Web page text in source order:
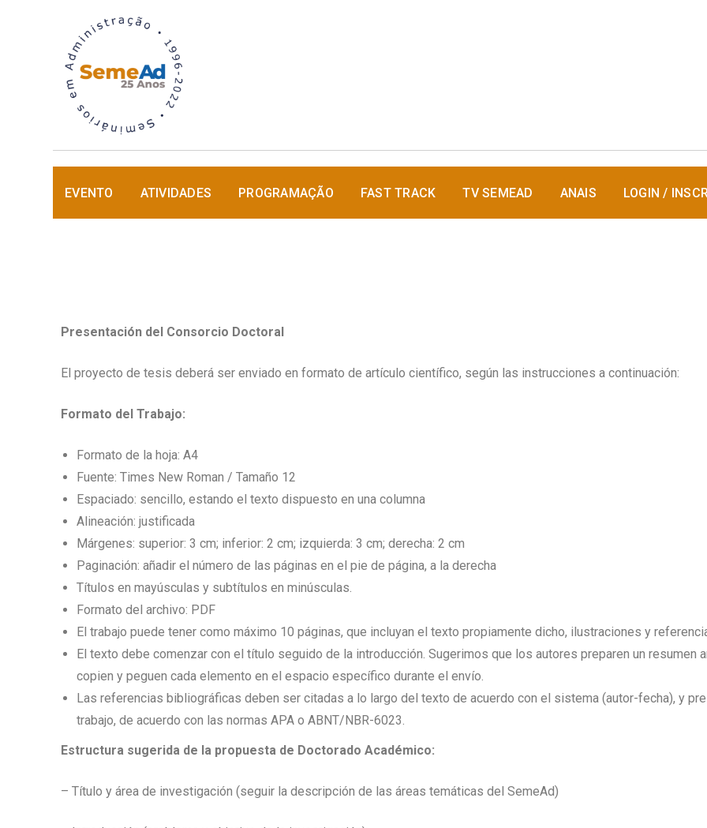
EVENTO ATIVIDADES PROGRAMAÇÃO FAST TRACK TV SEMEAD ANAIS LOGIN /
Presentación del Consorcio Doctoral
El proyecto de tesis deberá ser enviado en formato de artículo científico, según las instrucciones a continuación:
Formato del Trabajo:
Formato de la hoja: A4
Fuente: Times New Roman / Tamaño 12
Espaciado: sencillo, estando el texto dispuesto en una columna
Alineación: justificada
Márgenes: superior: 3 cm; inferior: 2 cm; izquierda: 3 cm; derecha: 2 cm
Paginación: añadir el número de las páginas en el pie de página, a la derecha
Títulos en mayúsculas y subtítulos en minúsculas.
Formato del archivo: PDF
El trabajo puede tener como máximo 10 páginas, que incluyan el texto propiamente dicho, ilustraciones y
El texto debe comenzar con el título seguido de la introducción. Sugerimos que los autores preparen un resumen
copien y peguen cada elemento en el espacio específico durante el envío.
Las referencias bibliográficas deben ser citadas a lo largo del texto de acuerdo con el sistema (autor-fecha), y
trabajo, de acuerdo con las normas APA o ABNT/NBR-6023.
Estructura sugerida de la propuesta de Doctorado Académico:
– Título y área de investigación (seguir la descripción de las áreas temáticas del SemeAd)